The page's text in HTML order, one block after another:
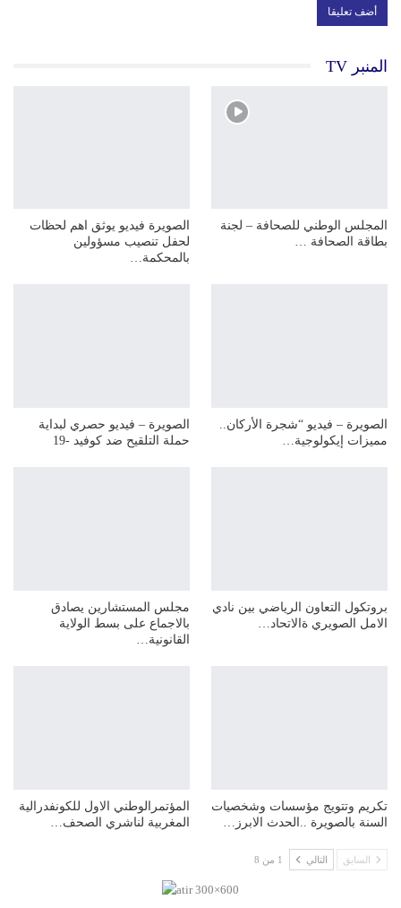
المنبر TV
المجلس الوطني للصحافة – لجنة
بطاقة الصحافة …
الصويرة فيديو يوثق اهم لحظات
لحفل تنصيب مسؤولين
بالمحكمة…
الصويرة – فيديو “شجرة الأركان..
مميزات إيكولوجية…
الصويرة – فيديو حصري لبداية
حملة التلقيح ضد كوفيد -19
بروتكول التعاون الرياضي بين نادي
الامل الصويري ةالاتحاد…
مجلس المستشارين يصادق
بالاجماع على بسط الولاية
القانونية…
تكريم وتتويج مؤسسات وشخصيات
السنة بالصويرة ..الحدث الابرز…
المؤتمرالوطني الاول للكونفدرالية
المغربية لناشري الصحف…
السابق التالي 1 من 8